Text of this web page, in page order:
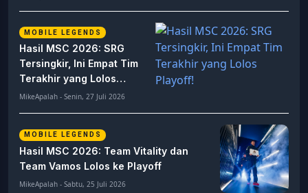
MOBILE LEGENDS
Hasil MSC 2026: SRG
Tersingkir, Ini Empat Tim
Terakhir yang Lolos
Playoff!
MikeApalah - Senin, 27 Juli 2026
MOBILE LEGENDS
Hasil MSC 2026: Team Vitality dan
Team Vamos Lolos ke Playoff
MikeApalah - Sabtu, 25 Juli 2026